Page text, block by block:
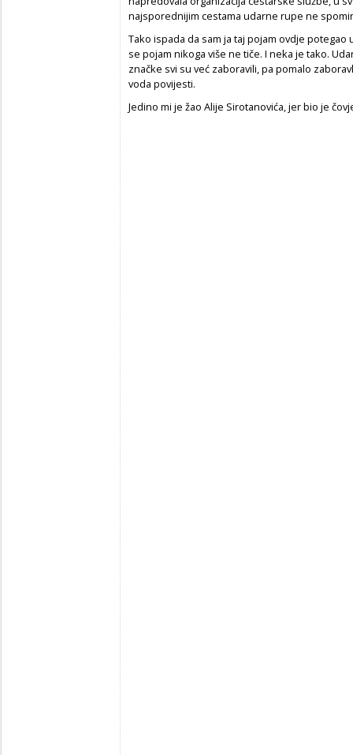
najsporednijim cestama udarne rupe ne
Tako ispada da sam ja taj pojam ovdje
se pojam nikoga više ne tiče. I neka je tako.
značke svi su već zaboravili, pa pomalo
voda povijesti.
Jedino mi je žao Alije Sirotanovića, jer bio je